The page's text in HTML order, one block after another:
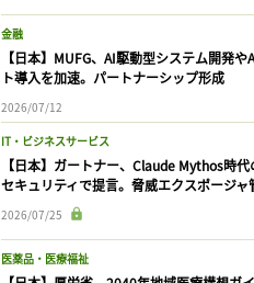
金融
【日本】MUFG、AI駆動型システム開発や
ト導入を加速。パートナーシップ形成
2026/07/12
IT・ビジネスサービス
【日本】ガートナー、Claude Mythos時
セキュリティで提言。脅威エクスポージャ
2026/07/25
医薬品・医療福祉